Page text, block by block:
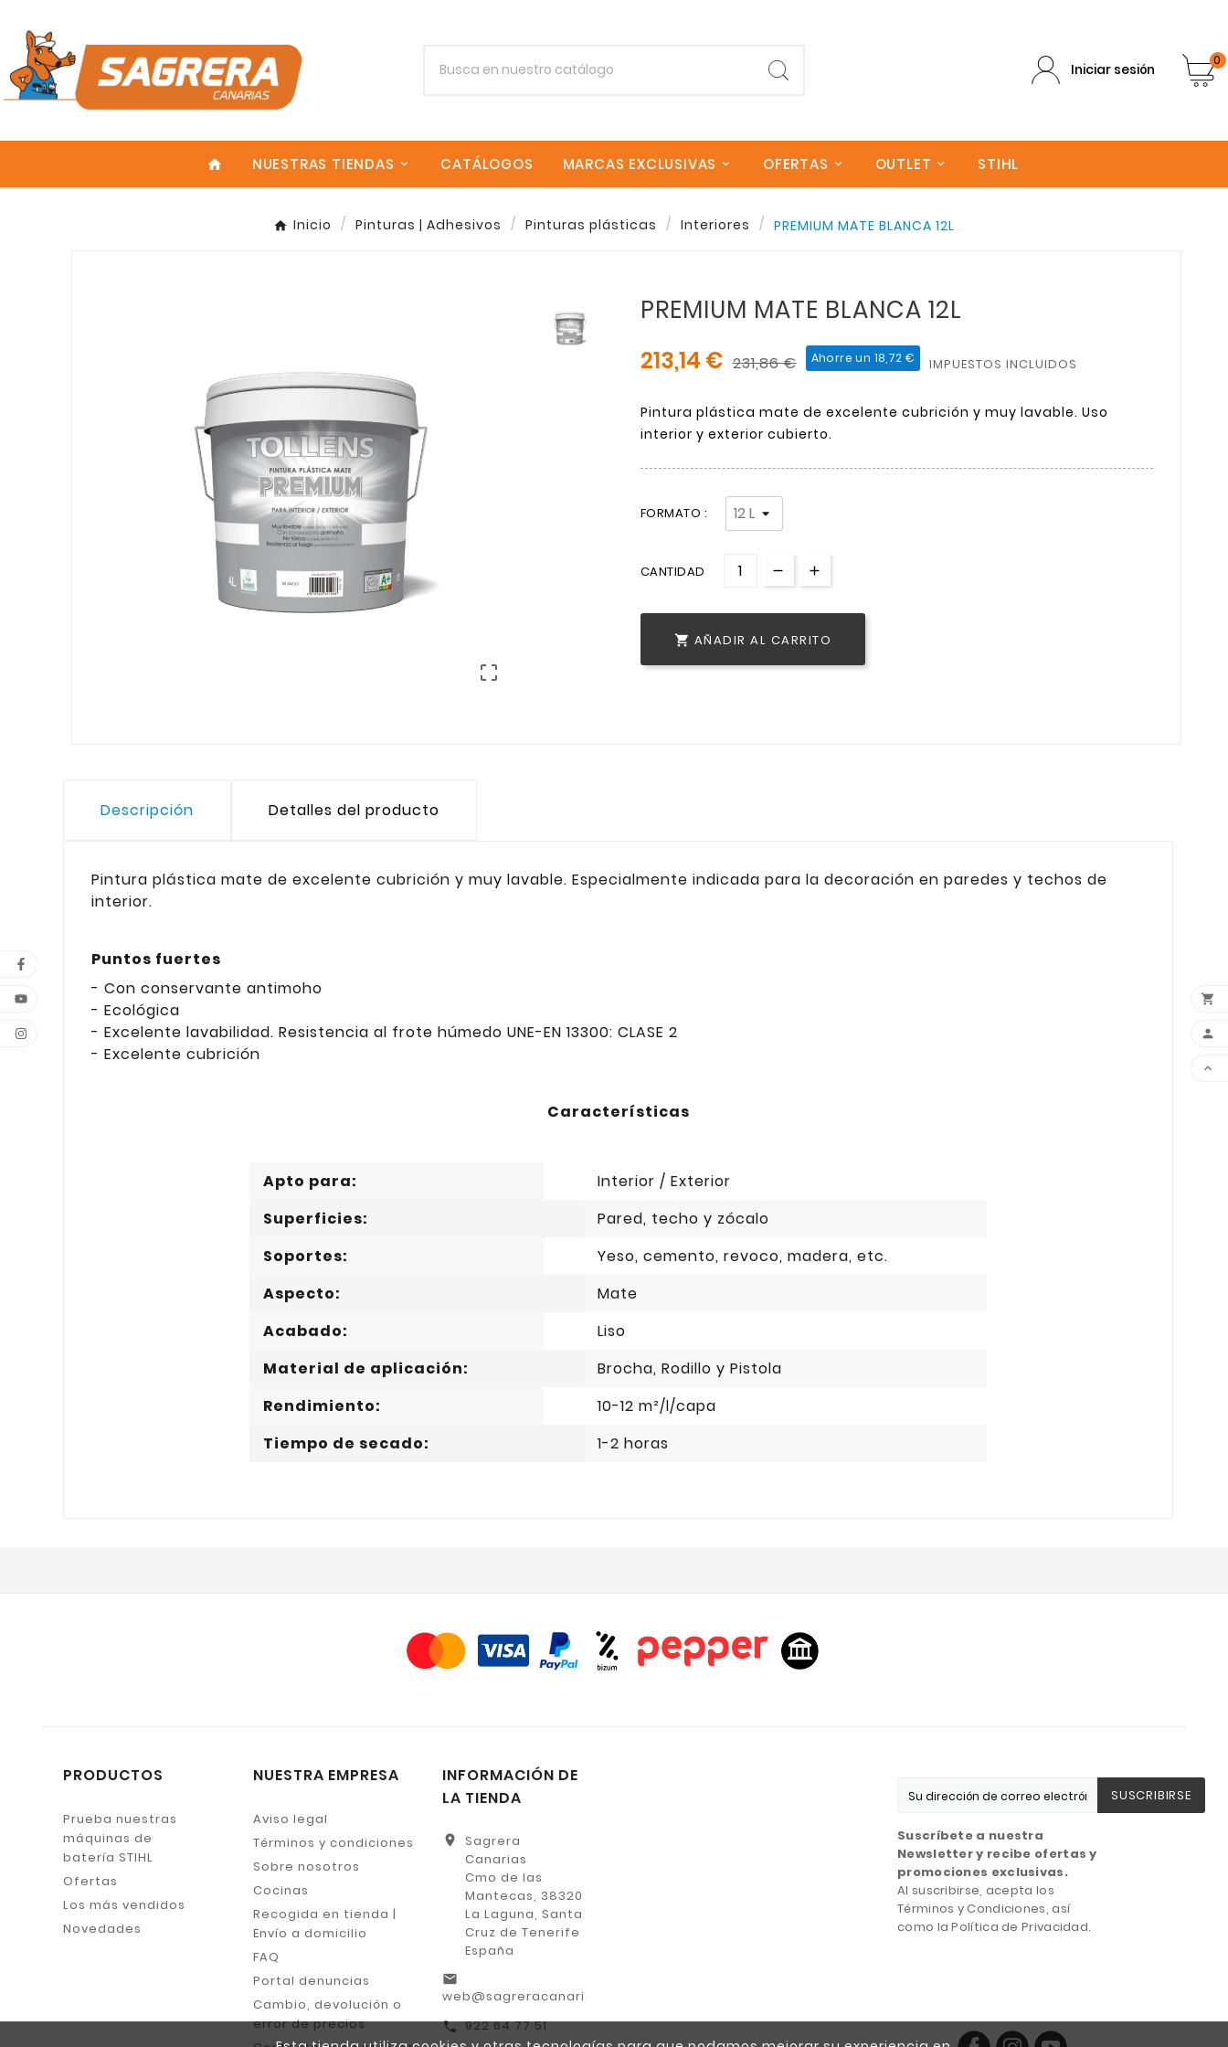
Iniciar sesión
0
home NUESTRAS TIENDAS CATÁLOGOS MARCAS EXCLUSIVAS OFERTAS OUTLET STIHL
Inicio Pinturas | Adhesivos Pinturas plásticas Interiores PREMIUM MATE BLANCA 12L

PREMIUM MATE BLANCA 12L
213,14 € 231,86 € Ahorre un 18,72 € IMPUESTOS INCLUIDOS
Pintura plástica mate de excelente cubrición y muy lavable. Uso
interior y exterior cubierto.
FORMATO :
CANTIDAD
 AÑADIR AL CARRITO
Descripción Detalles del producto
Pintura plástica mate de excelente cubrición y muy lavable. Especialmente indicada para la decoración en paredes y techos de
interior.
Puntos fuertes
- Con conservante antimoho
- Ecológica
- Excelente lavabilidad. Resistencia al frote húmedo UNE-EN 13300: CLASE 2
- Excelente cubrición
Características
Apto para:
Interior / Exterior
Superficies:
Pared, techo y zócalo
Soportes:
Yeso, cemento, revoco, madera, etc.
Aspecto:
Mate
Acabado:
Liso
Material de aplicación:
Brocha, Rodillo y Pistola
Rendimiento:
10-12 m²/l/capa
Tiempo de secado:
1-2 horas
PRODUCTOS
Prueba nuestras
máquinas de
batería STIHL
Ofertas
Los más vendidos
Novedades
NUESTRA EMPRESA
Aviso legal
Términos y condiciones
Sobre nosotros
Cocinas
Recogida en tienda |
Envío a domicilio
FAQ
Portal denuncias
Cambio, devolución o
error de precios
INFORMACIÓN DE
LA TIENDA
location_on
Sagrera
Canarias
Cmo de las
Mantecas, 38320
La Laguna, Santa
Cruz de Tenerife
España
email
web@sagreracanarias.es
call 922 64 77 51
SUSCRIBIRSE
Suscríbete a nuestra
Newsletter y recibe ofertas y
promociones exclusivas.
Al suscribirse, acepta los
Términos y Condiciones, así
como la Política de Privacidad.



Empieza escribiendo lo que buscas.